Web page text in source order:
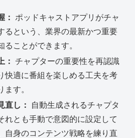
：
ポッドキャストアプリがチャ
るという、業界の最新かつ重要
ることができます。
： チャプターの重要性を再認識
快適に番組を楽しめる工夫を考
ます。
直し：
自動生成されるチャプタ
れとも手動で意図的に設定して
自身のコンテンツ戦略を練り直